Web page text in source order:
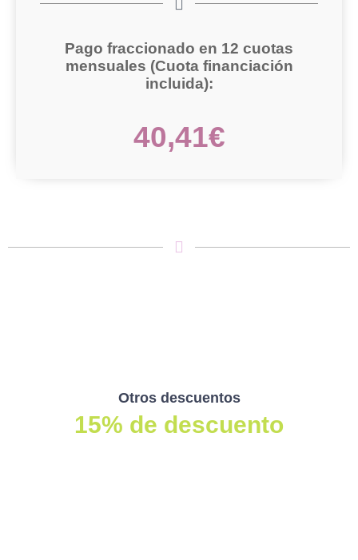
Pago fraccionado en 12 cuotas
mensuales (Cuota financiación
incluida):
40,41€
Otros descuentos
15% de descuento